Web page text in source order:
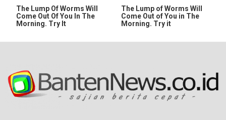
The Lump Of Worms Will
Come Out Of You In The
Morning. Try It
The Lump of Worms Will
Come Out of You in The
Morning. Try it